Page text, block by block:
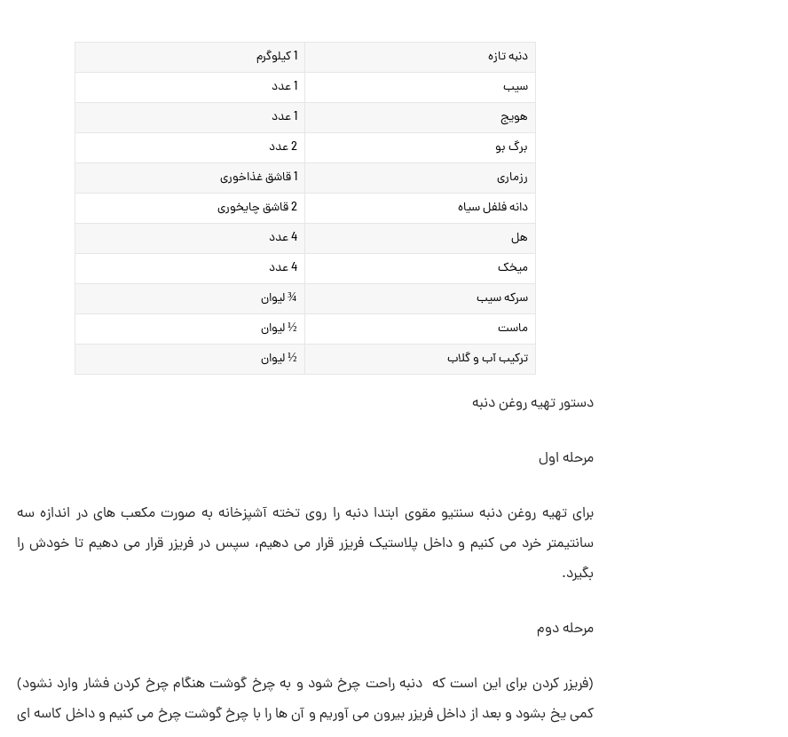
دنبه تازه
1 کیلوگرم
سیب
1 عدد
هویج
1 عدد
برگ بو
2 عدد
رزماری
1 قاشق غذاخوری
دانه فلفل سیاه
2 قاشق چایخوری
هل
4 عدد
میخک
4 عدد
سرکه سیب
¾ لیوان
ماست
½ لیوان
ترکیب آب و گلاب
½ لیوان
دستور تهیه روغن دنبه
مرحله اول
برای تهیه روغن دنبه سنتیو مقوی ابتدا دنبه را روی تخته آشپزخانه به صورت مکعب های در اندازه سه
سانتیمتر خرد می کنیم و داخل پلاستیک فریزر قرار می دهیم، سپس در فریزر قرار می دهیم تا خودش را
بگیرد.
مرحله دوم
(فریزر کردن برای این است که دنبه راحت چرخ شود و به چرخ گوشت هنگام چرخ کردن فشار وارد نشود)
کمی یخ بشود و بعد از داخل فریزر بیرون می آوریم و آن ها را با چرخ گوشت چرخ می کنیم و داخل کاسه ای